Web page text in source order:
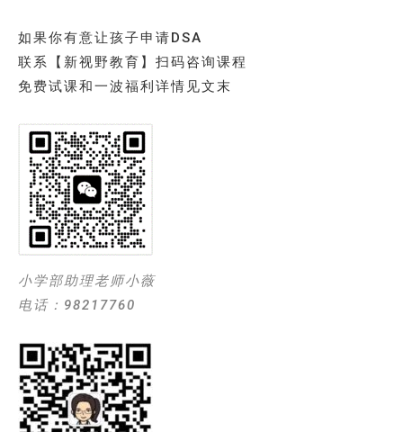
如果你有意让孩子申请DSA
联系【新视野教育】扫码咨询课程
免费试课和一波福利详情见文末
小学部助理老师小薇
电话：98217760